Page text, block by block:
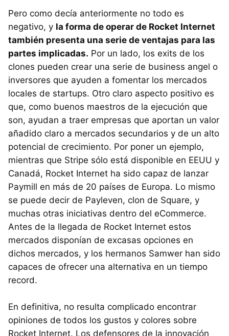
Pero como decía anteriormente no todo es
negativo, y la forma de operar de Rocket Internet
también presenta una serie de ventajas para las
partes implicadas. Por un lado, los exits de los
clones pueden crear una serie de business angel o
inversores que ayuden a fomentar los mercados
locales de startups. Otro claro aspecto positivo es
que, como buenos maestros de la ejecución que
son, ayudan a traer empresas que aportan un valor
añadido claro a mercados secundarios y de un alto
potencial de crecimiento. Por poner un ejemplo,
mientras que Stripe sólo está disponible en EEUU y
Canadá, Rocket Internet ha sido capaz de lanzar
Paymill en más de 20 países de Europa. Lo mismo
se puede decir de Payleven, clon de Square, y
muchas otras iniciativas dentro del eCommerce.
Antes de la llegada de Rocket Internet estos
mercados disponían de excasas opciones en
dichos mercados, y los hermanos Samwer han sido
capaces de ofrecer una alternativa en un tiempo
record.
En definitiva, no resulta complicado encontrar
opiniones de todos los gustos y colores sobre
Rocket Internet. Los defensores de la innovación